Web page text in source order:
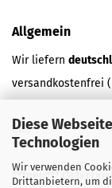
Diese
Technologien
Wir verwenden
Drittanbietern, um
Allgemein
Wir liefern
versandkostenfrei
und
***neu*** Österreich